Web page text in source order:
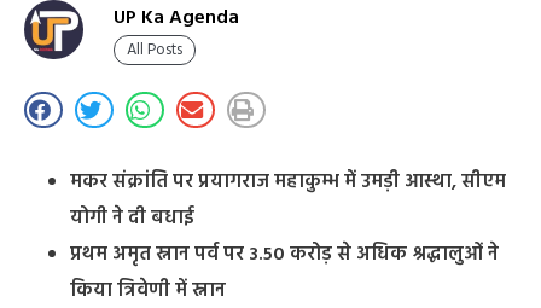
UP Ka Agenda
All Posts
मकर संक्रांति पर प्रयागराज महाकुम्भ में उमड़ी आस्था, सीएम
योगी ने दी बधाई
प्रथम अमृत स्नान पर्व पर 3.50 करोड़ से अधिक श्रद्धालुओं ने
किया त्रिवेणी में स्नान